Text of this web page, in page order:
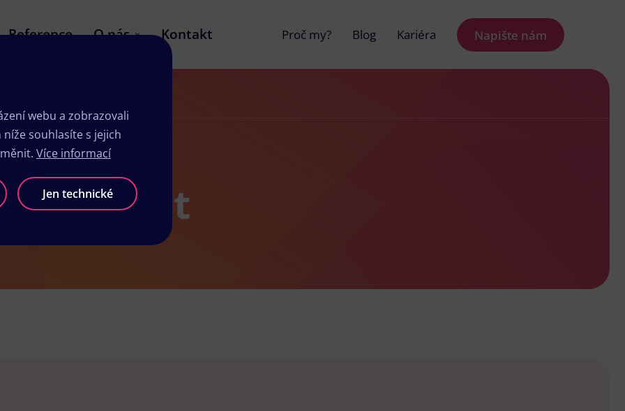
Reference O nás Kontakt Proč my? Blog Kariéra Napište nám
Frýdlant
webu a zobrazovali
souhlasíte s jejich
Více informací
Jen technické